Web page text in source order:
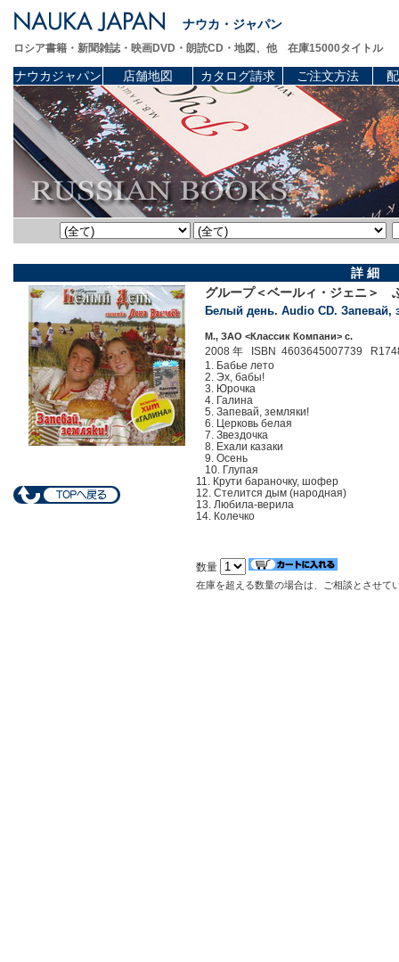
ナウカ・ジャパン
ロシア書籍・新聞雑誌・映画DVD・朗読CD・地図、他 在庫15000タイトル
ナウカジャパン 店舗地図 カタログ請求 ご注文方法
詳 細
グループ＜ベールィ・ジェニ＞
Белый день. Audio CD. Запевай,
М., ЗАО <Классик Компани> c.
2008 年 ISBN 4603645007739
1. Бабье лето
2. Эх, бабы!
3. Юрочка
4. Галина
5. Запевай, земляки!
6. Церковь белая
7. Звездочка
8. Ехали казаки
9. Осень
10. Глупая
11. Крути бараночку, шофер
12. Стелится дым (народная)
13. Любила-верила
14. Колечко
数量
在庫を超える数量の場合は、ご相談とさせて